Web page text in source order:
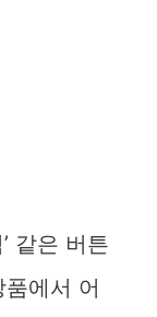
같은 버튼
에서 어